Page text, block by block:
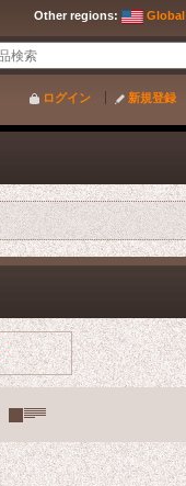
Other regions: Global
ログイン 新規登録